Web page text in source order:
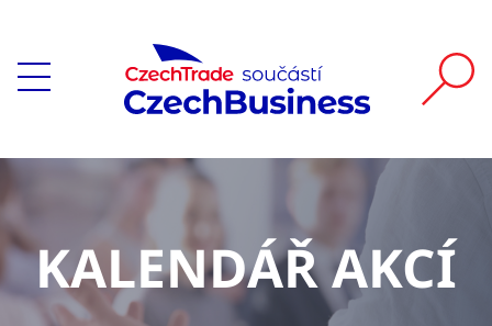
KALENDÁŘ AKCÍ